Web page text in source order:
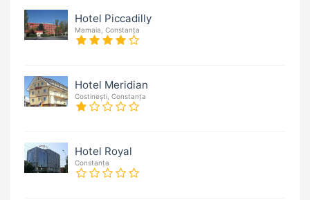
Hotel Piccadilly
Mamaia, Constanța
Hotel Meridian
Costinești, Constanța
Hotel Royal
Constanța